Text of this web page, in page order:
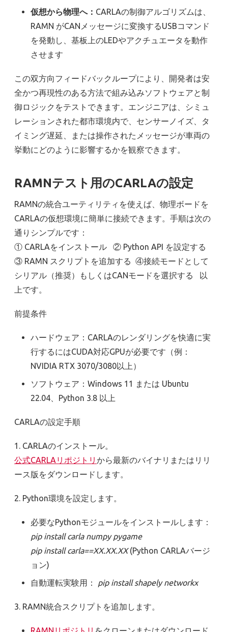
仮想から物理へ： CARLAの制御アルゴリズムは、
RAMN がCANメッセージに変換するUSBコマンド
を発動し、基板上のLEDやアクチュエータを動作
させます
この双方向フィードバックループにより、開発者は安
全かつ再現性のある方法で組み込みソフトウェアと制
御ロジックをテストできます。エンジニアは、シミュ
レーションされた都市環境内で、センサーノイズ、タ
イミング遅延、または操作されたメッセージが車両の
挙動にどのように影響するかを観察できます。
RAMNテスト用のCARLAの設定
RAMNの統合ユーティリティを使えば、物理ボードを
CARLAの仮想環境に簡単に接続できます。手順は次の
通りシンプルです：
① CARLAをインストール ② Python API を設定する
③ RAMN スクリプトを追加する ④接続モードとして
シリアル（推奨）もしくはCANモードを選択する 以
上です。
前提条件
ハードウェア：CARLAのレンダリングを快適に実
行するにはCUDA対応GPUが必要です（例：
NVIDIA RTX 3070/3080以上）
ソフトウェア：Windows 11 または Ubuntu
22.04、Python 3.8 以上
CARLAの設定手順
1. CARLAのインストール。
公式CARLAリポジトリ から最新のバイナリまたはリリ
ース版をダウンロードします。
2. Python環境を設定します。
必要なPythonモジュールをインストールします：
pip installcarla numpypygame
pip installcarla==XX.XX.XX (Python CARLAバージ
ョン)
自動運転実験用： pip install shapely networkx
3. RAMN統合スクリプトを追加します。